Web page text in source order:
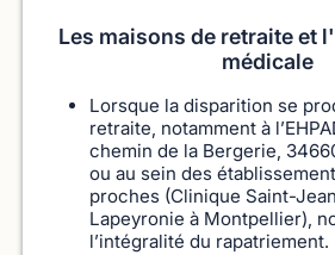
Les maisons de retraite et
médicale
Lorsque la disparition se
retraite, notamment à
chemin de la Bergerie,
ou au sein des
proches (Clinique Saint-
Lapeyronie à Montpellier),
l’intégralité du rapatriement.